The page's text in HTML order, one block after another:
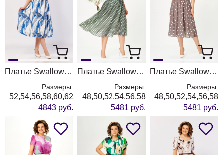
Платье Swallow 929-4 молочный+принт разводы
Размеры:
52,54,56,58,60,62
4843 руб.
Платье Swallow 861-8 зелёный+принт горох
Размеры:
48,50,52,54,56,58
5481 руб.
Платье Swallow 861-7 капучино+белый горох
Размеры:
48,50,52,54,56,58
5481 руб.